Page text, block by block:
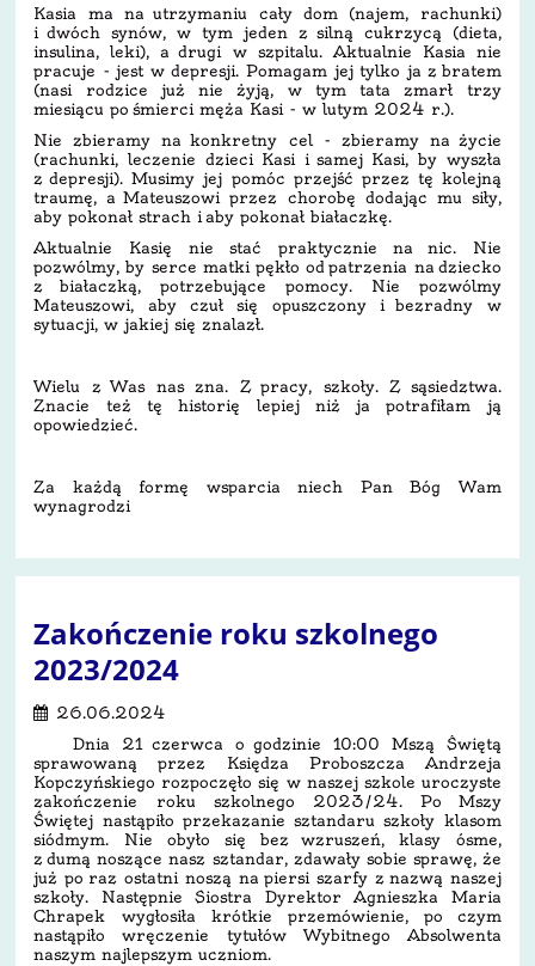
Kasia ma na utrzymaniu cały dom (najem, rachunki)
i dwóch synów, w tym jeden z silną cukrzycą (dieta,
insulina, leki), a drugi w szpitalu. Aktualnie Kasia nie
pracuje - jest w depresji. Pomagam jej tylko ja z bratem
(nasi rodzice już nie żyją, w tym tata zmarł trzy
miesiącu po śmierci męża Kasi - w lutym 2024 r.).
Nie zbieramy na konkretny cel - zbieramy na życie
(rachunki, leczenie dzieci Kasi i samej Kasi, by wyszła
z depresji). Musimy jej pomóc przejść przez tę kolejną
traumę, a Mateuszowi przez chorobę dodając mu siły,
aby pokonał strach i aby pokonał białaczkę.
Aktualnie Kasię nie stać praktycznie na nic. Nie
pozwólmy, by serce matki pękło od patrzenia na dziecko
z białaczką, potrzebujące pomocy. Nie pozwólmy
Mateuszowi, aby czuł się opuszczony i bezradny w
sytuacji, w jakiej się znalazł.
Wielu z Was nas zna. Z pracy, szkoły. Z sąsiedztwa.
Znacie też tę historię lepiej niż ja potrafiłam ją
opowiedzieć.
Za każdą formę wsparcia niech Pan Bóg Wam
wynagrodzi
Zakończenie roku szkolnego
2023/2024
26.06.2024
Dnia 21 czerwca o godzinie 10:00 Mszą Świętą
sprawowaną przez Księdza Proboszcza Andrzeja
Kopczyńskiego rozpoczęło się w naszej szkole uroczyste
zakończenie roku szkolnego 2023/24. Po Mszy
Świętej nastąpiło przekazanie sztandaru szkoły klasom
siódmym. Nie obyło się bez wzruszeń, klasy ósme,
z dumą noszące nasz sztandar, zdawały sobie sprawę, że
już po raz ostatni noszą na piersi szarfy z nazwą naszej
szkoły. Następnie Siostra Dyrektor Agnieszka Maria
Chrapek wygłosiła krótkie przemówienie, po czym
nastąpiło wręczenie tytułów Wybitnego Absolwenta
naszym najlepszym uczniom.